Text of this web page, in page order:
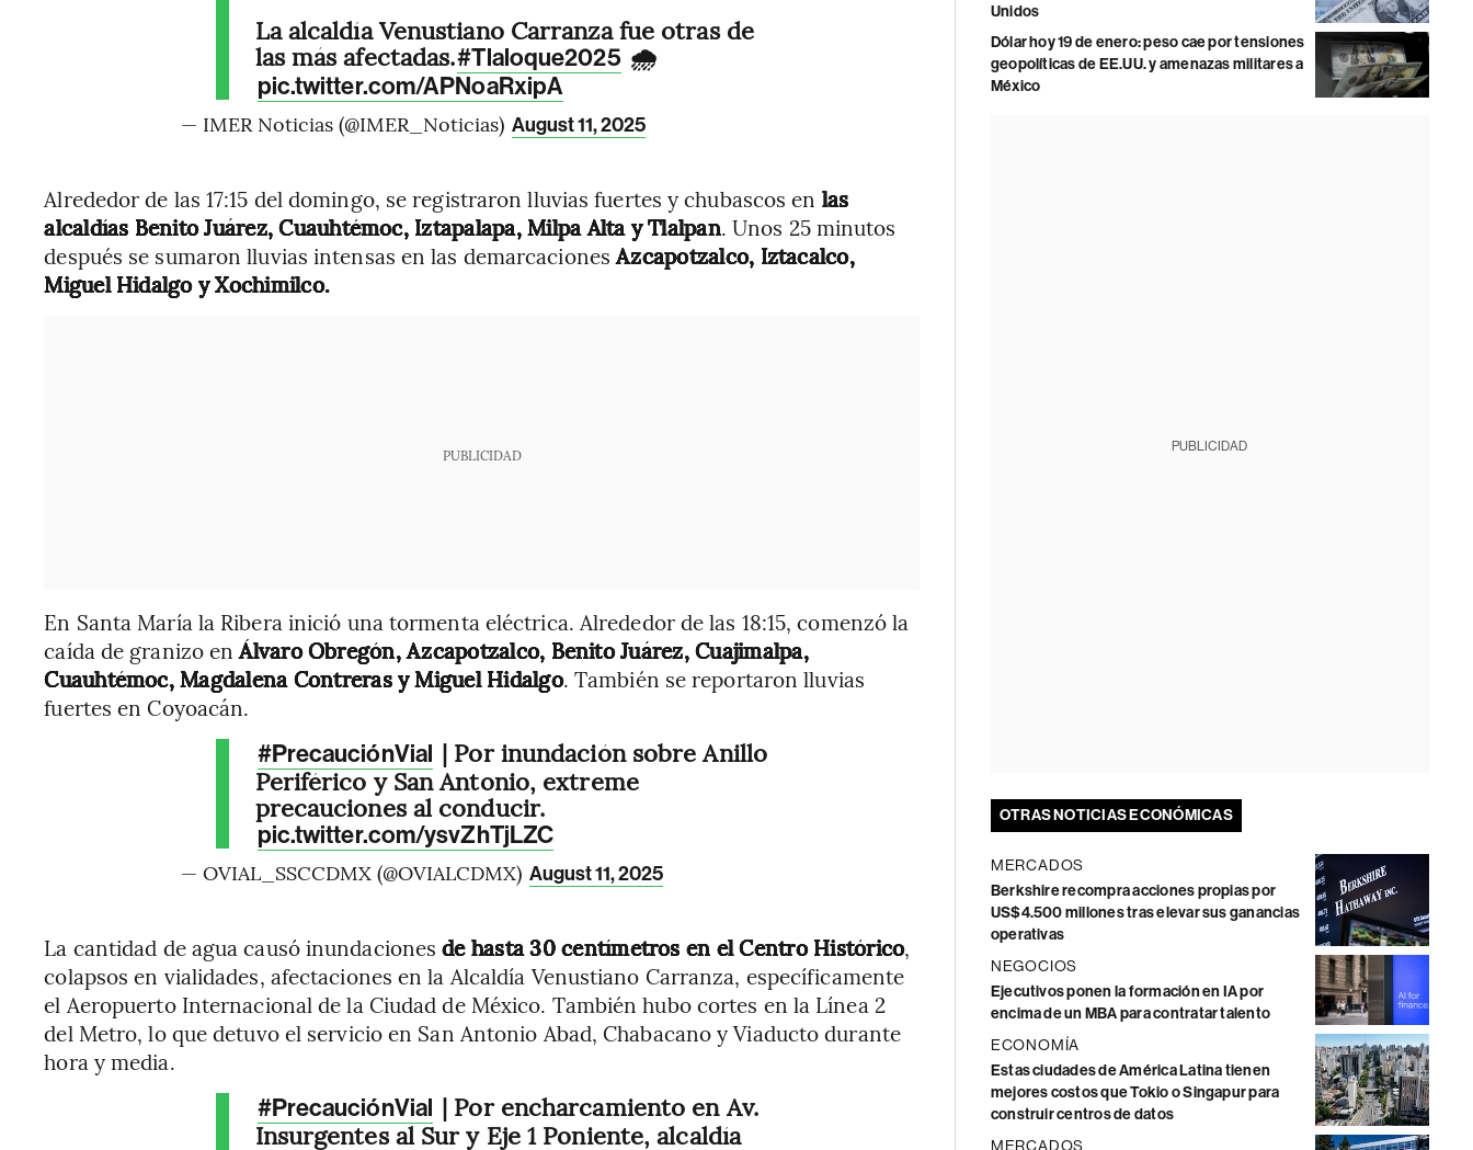
La alcaldía Venustiano Carranza fue otras de
las más afectadas.#Tlaloque2025 🌧️
pic.twitter.com/APNoaRxipA
— IMER Noticias (@IMER_Noticias) August 11, 2025
Alrededor de las 17:15 del domingo, se registraron lluvias fuertes y chubascos en las
alcaldías Benito Juárez, Cuauhtémoc, Iztapalapa, Milpa Alta y Tlalpan. Unos 25 minutos
después se sumaron lluvias intensas en las demarcacionesAzcapotzalco, Iztacalco,
Miguel Hidalgo y Xochimilco.
PUBLICIDAD
En Santa María la Ribera inició una tormenta eléctrica. Alrededor de las 18:15, comenzó la
caída de granizo enÁlvaro Obregón, Azcapotzalco, Benito Juárez, Cuajimalpa,
Cuauhtémoc, Magdalena Contreras y Miguel Hidalgo. También se reportaron lluvias
fuertes en Coyoacán.
#PrecauciónVial | Por inundación sobre Anillo
Periférico y San Antonio, extreme
precauciones al conducir.
pic.twitter.com/ysvZhTjLZC
— OVIAL_SSCCDMX (@OVIALCDMX) August 11, 2025
La cantidad de agua causó inundacionesde hasta 30 centímetros en el Centro Histórico,
colapsos en vialidades, afectaciones en la Alcaldía Venustiano Carranza, específicamente
el Aeropuerto Internacional de la Ciudad de México. También hubo cortes en la Línea 2
del Metro, lo que detuvo el servicio en San Antonio Abad, Chabacano y Viaducto durante
hora y media.
#PrecauciónVial | Por encharcamiento en Av.
Insurgentes al Sur y Eje 1 Poniente, alcaldía
Unidos
Dólar hoy 19 de enero: peso cae por tensiones
geopolíticas de EE.UU. y amenazas militares a
México
PUBLICIDAD
OTRAS NOTICIAS ECONÓMICAS
MERCADOS
Berkshire recompra acciones propias por
US$4.500 millones tras elevar sus ganancias
operativas
NEGOCIOS
Ejecutivos ponen la formación en IA por
encima de un MBA para contratar talento
ECONOMÍA
Estas ciudades de América Latina tienen
mejores costos que Tokio o Singapur para
construir centros de datos
MERCADOS